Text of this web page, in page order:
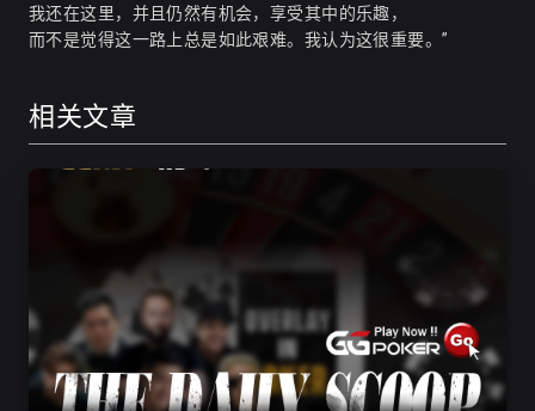
我还在这里，并且仍然有机会，享受其中的乐趣，
而不是觉得这一路上总是如此艰难。我认为这很重要。”
相关文章